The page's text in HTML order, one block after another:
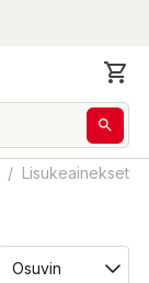
/ Lisukeainekset